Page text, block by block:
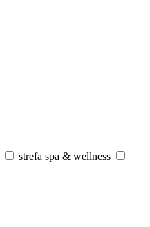
strefa spa & wellness